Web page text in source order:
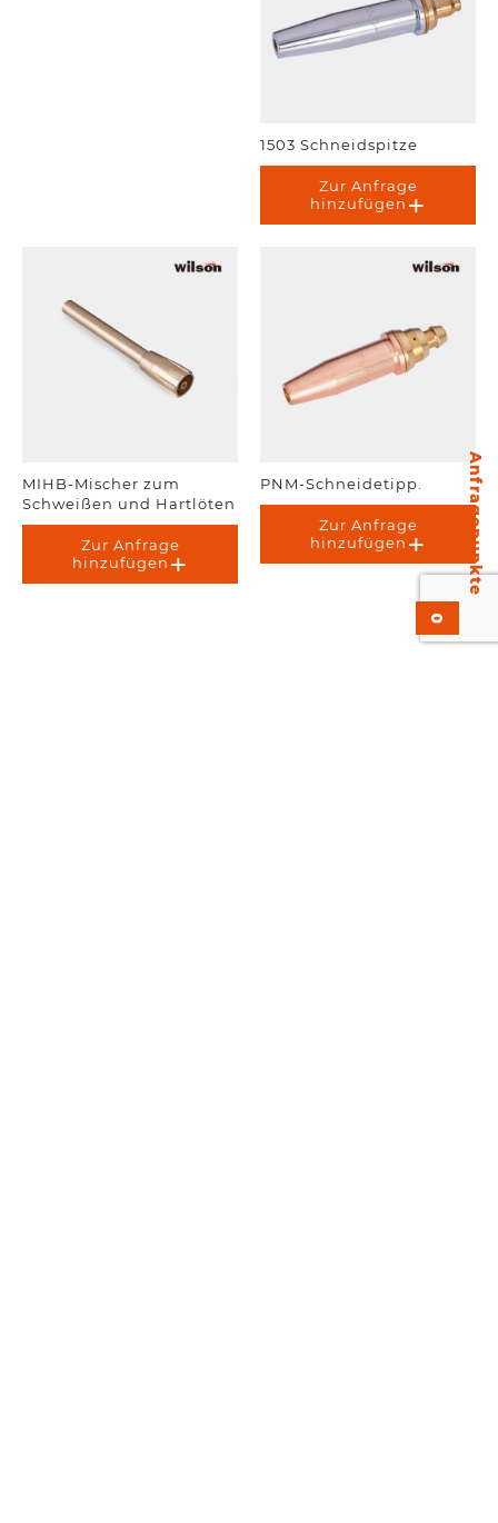
Anfragepunkte
0
1503 Schneidspitze
Zur Anfrage
hinzufügen
MIHB-Mischer zum
Schweißen und Hartlöten
Zur Anfrage
hinzufügen
PNM-Schneidetipp.
Zur Anfrage
hinzufügen